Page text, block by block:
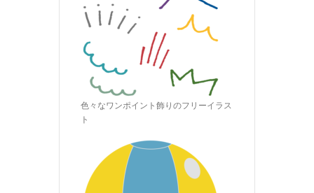
色々なワンポイント飾りのフリーイラス
ト